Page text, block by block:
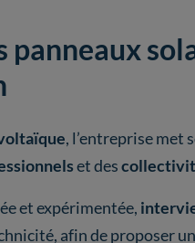
panneaux
, l’entreprise met
et des
et expérimentée,
afin de proposer